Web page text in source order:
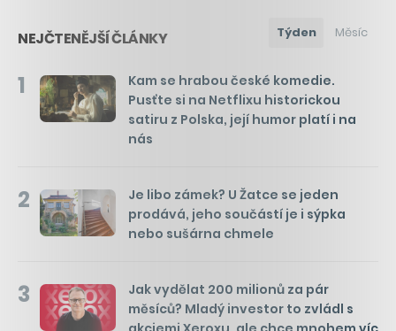
NEJČTENĚJŠÍ ČLÁNKY Týden Měsíc
1
Kam se hrabou české komedie.
Pusťte si na Netflixu historickou
satiru z Polska, její humor platí i na
nás
2
Je libo zámek? U Žatce se jeden
prodává, jeho součástí je i sýpka
nebo sušárna chmele
3
Jak vydělat 200 milionů za pár
měsíců? Mladý investor to zvládl s